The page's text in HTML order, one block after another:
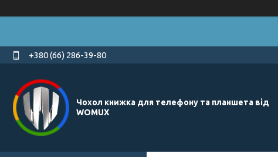
+380 (66) 286-39-80
Чохол книжка для телефону та планшета від
WOMUX